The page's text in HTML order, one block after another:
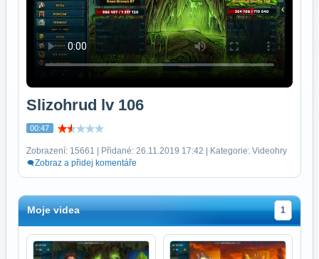
Slizohrud lv 106
00:47
Zobrazení: 15661 | Přidané: 26.11.2019 17:42 | Kategorie: Videohry
Zobraz a přidej komentáře
Moje videa 1